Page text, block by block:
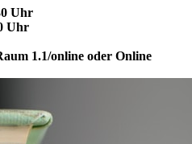
Uhr
Uhr
1.1/online oder Online